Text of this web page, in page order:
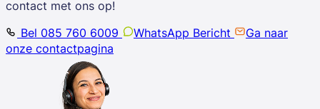
contact met ons op!
Bel 085 760 6009
WhatsApp Bericht
Ga naar
onze contactpagina